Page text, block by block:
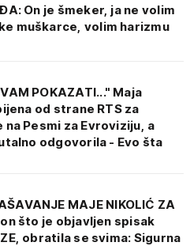
On je šmeker, ja ne volim
muškarce, volim harizmu
POKAZATI..." Maja
od strane RTS za
Pesmi za Evroviziju, a
odgovorila - Evo šta
MAJE NIKOLIĆ ZA
što je objavljen spisak
obratila se svima: Sigurna